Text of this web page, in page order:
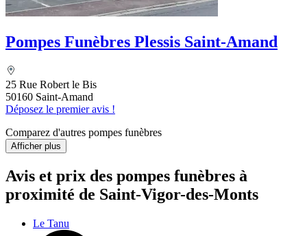
Pompes Funèbres Plessis Saint-Amand
25 Rue Robert le Bis
50160 Saint-Amand
Déposez le premier avis !
Comparez d'autres pompes funèbres
Afficher plus
Avis et prix des pompes funèbres à
proximité de Saint-Vigor-des-Monts
Le Tanu